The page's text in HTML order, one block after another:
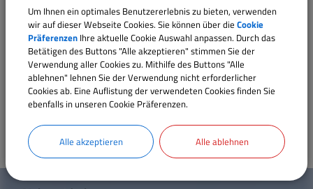
Sport und Freizeit
Sehenswertes
Satzungen und Verordnungen
Breitbandversorgung
hinter der ehemaligen Schule
in Windsfeld
am nördlichen Ortsausgang an der alten Staatsstraße
W
Um Ihnen ein optimales Benutzererlebnis zu bieten, verwenden
wir auf dieser Webseite Cookies. Sie können über die Cookie
Präferenzen Ihre aktuelle Cookie Auswahl anpassen. Durch das
Betätigen des Buttons "Alle akzeptieren" stimmen Sie der
Verwendung aller Cookies zu. Mithilfe des Buttons "Alle
ablehnen" lehnen Sie der Verwendung nicht erforderlicher
Cookies ab. Eine Auflistung der verwendeten Cookies finden Sie
ebenfalls in unseren Cookie Präferenzen.
Alle akzeptieren Alle ablehnen